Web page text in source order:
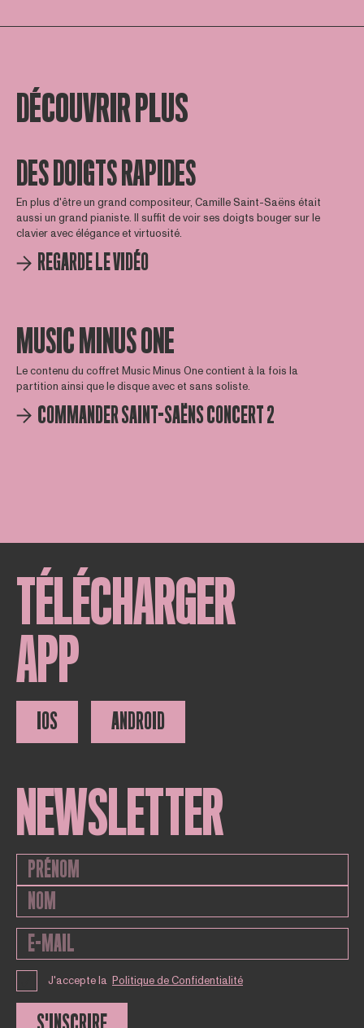
DÉCOUVRIR PLUS
DES DOIGTS RAPIDES
En plus d'être un grand compositeur, Camille Saint-Saëns était
aussi un grand pianiste. Il suffit de voir ses doigts bouger sur le
clavier avec élégance et virtuosité.
REGARDE LE VIDÉO
MUSIC MINUS ONE
Le contenu du coffret Music Minus One contient à la fois la
partition ainsi que le disque avec et sans soliste.
COMMANDER SAINT-SAËNS CONCERT 2
TÉLÉCHARGER
APP
IOS ANDROID
NEWSLETTER
J'accepte la Politique de Confidentialité